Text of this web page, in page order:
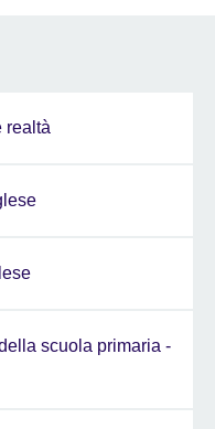
realtà
scuola primaria -